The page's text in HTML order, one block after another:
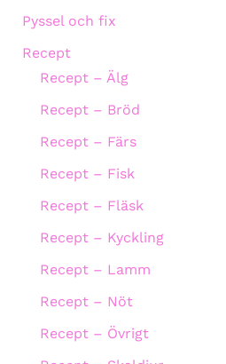
Pyssel och fix
Recept
Recept – Älg
Recept – Bröd
Recept – Färs
Recept – Fisk
Recept – Fläsk
Recept – Kyckling
Recept – Lamm
Recept – Nöt
Recept – Övrigt